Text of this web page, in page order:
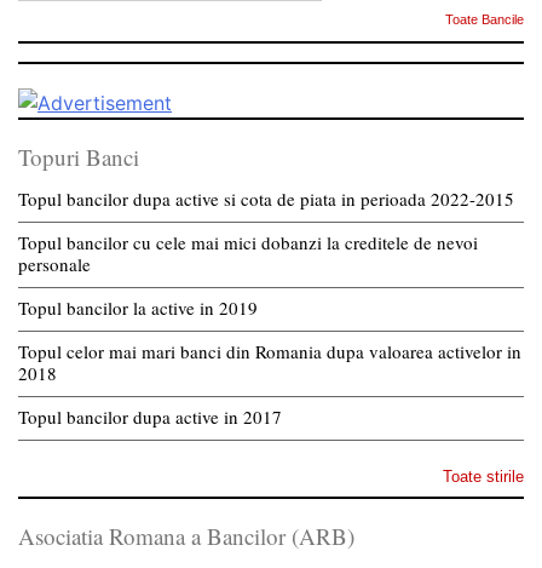
Toate Bancile
Topuri Banci
Topul bancilor dupa active si cota de piata in perioada 2022-2015
Topul bancilor cu cele mai mici dobanzi la creditele de nevoi
personale
Topul bancilor la active in 2019
Topul celor mai mari banci din Romania dupa valoarea activelor in
2018
Topul bancilor dupa active in 2017
Toate stirile
Asociatia Romana a Bancilor (ARB)